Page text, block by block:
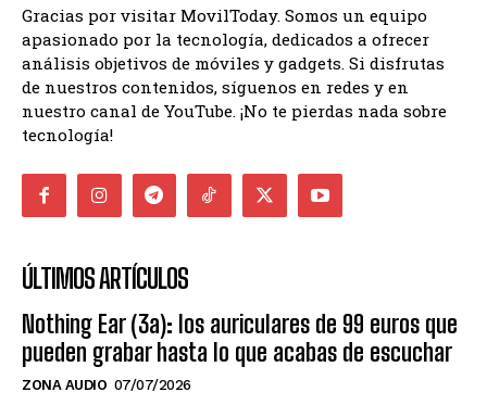
Gracias por visitar MovilToday. Somos un equipo
apasionado por la tecnología, dedicados a ofrecer
análisis objetivos de móviles y gadgets. Si disfrutas
de nuestros contenidos, síguenos en redes y en
nuestro canal de YouTube. ¡No te pierdas nada sobre
tecnología!
ÚLTIMOS ARTÍCULOS
Nothing Ear (3a): los auriculares de 99 euros que
pueden grabar hasta lo que acabas de escuchar
ZONA AUDIO 07/07/2026